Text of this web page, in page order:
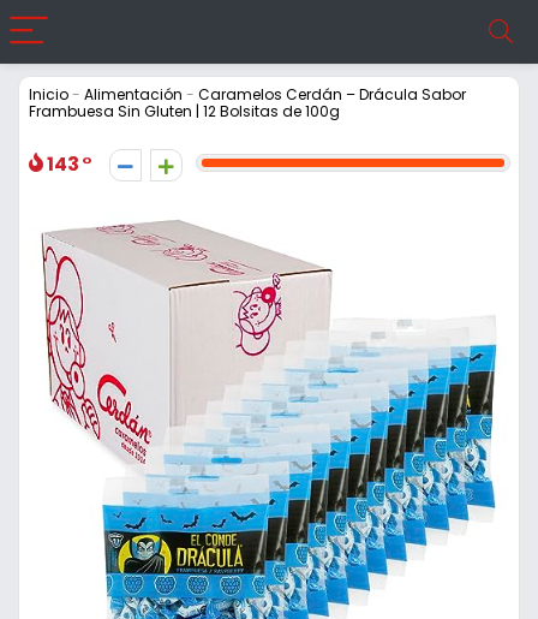
Inicio- Alimentación - Caramelos Cerdán – Drácula Sabor
Frambuesa Sin Gluten | 12 Bolsitas de 100g
143